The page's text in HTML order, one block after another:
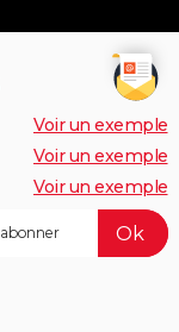
Voir un exemple
Voir un exemple
Voir un exemple